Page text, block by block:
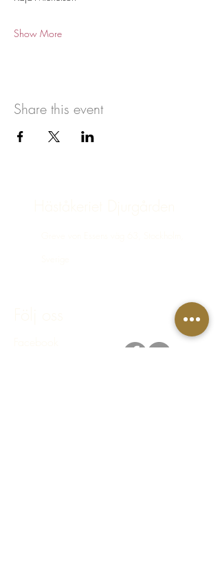
Show More
Share this event